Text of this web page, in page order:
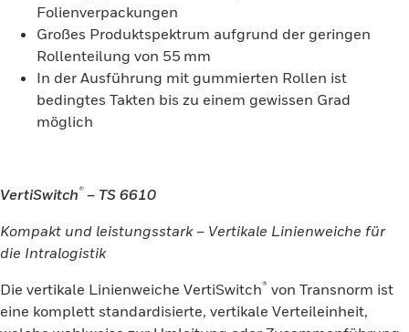
Folienverpackungen
Großes Produktspektrum aufgrund der geringen
Rollenteilung von 55 mm
In der Ausführung mit gummierten Rollen ist
bedingtes Takten bis zu einem gewissen Grad
möglich
VertiSwitch® – TS 6610
Kompakt und leistungsstark – Vertikale Linienweiche für
die Intralogistik
Die vertikale Linienweiche VertiSwitch® von Transnorm ist
eine komplett standardisierte, vertikale Verteileinheit,